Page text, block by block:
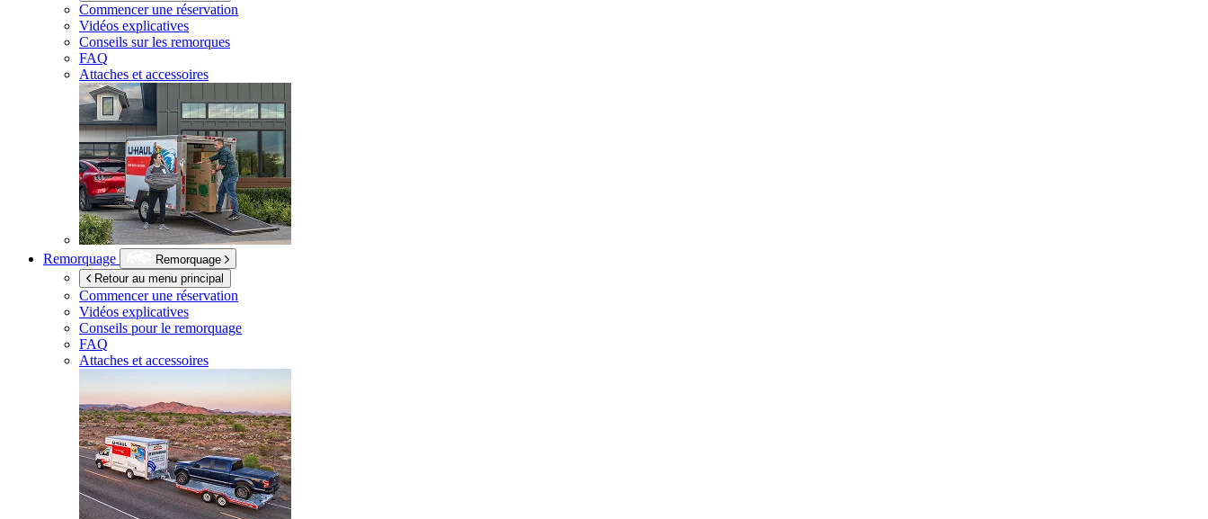
Commencer une réservation
Vidéos explicatives
Conseils sur les remorques
FAQ
Attaches et accessoires
Remorquage
Remorquage
Retour au menu principal
Commencer une réservation
Vidéos explicatives
Conseils pour le remorquage
FAQ
Attaches et accessoires